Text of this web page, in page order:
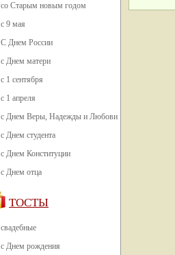
со Старым новым годом
с 9 мая
С Днем России
с Днем матери
с 1 сентября
с 1 апреля
с Днем Веры, Надежды и Любови
с Днем студента
с Днем Конституции
с Днем отца
ТОСТЫ
свадебные
с Днем рождения